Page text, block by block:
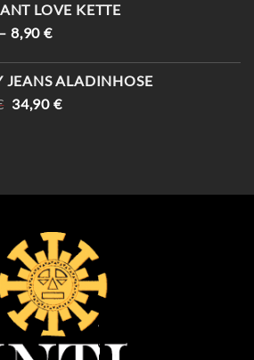
69,90 €59,90 €.
LOVE KETTE
8,90€
JEANS ALADINHOSE
URSPRÜNGLICHER
34,90 €AKTUELLER